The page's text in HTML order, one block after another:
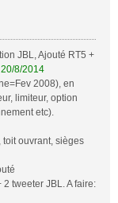
JBL, Ajouté RT5 +
8/2014
2008), en
limiteur, option
etc).
toit ouvrant, sièges
tweeter JBL. A faire: